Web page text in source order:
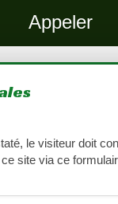
Appeler
le visiteur doit
site via ce